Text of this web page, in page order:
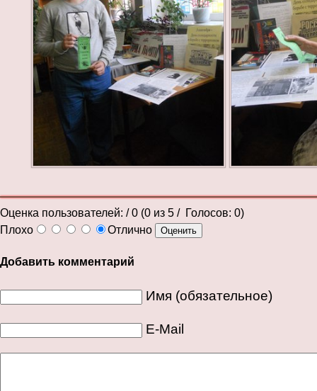
Оценка пользователей: / 0 (0 из 5 / Голосов: 0)
Плохо
Отлично
Добавить комментарий
Имя (обязательное)
E-Mail